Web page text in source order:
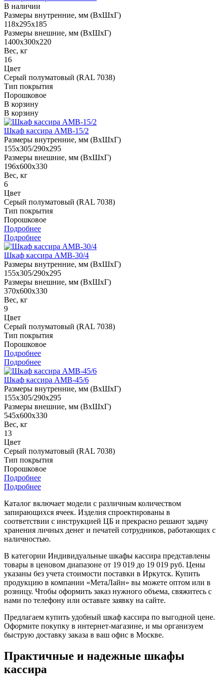
В наличии
Размеры внутренние, мм (ВхШхГ)
118x295x185
Размеры внешние, мм (ВхШхГ)
1400x300x220
Вес, кг
16
Цвет
Серый полуматовый (RAL 7038)
Тип покрытия
Порошковое
В корзину
В корзину
Шкаф кассира AMB-15/2
Размеры внутренние, мм (ВхШхГ)
155x305/290x295
Размеры внешние, мм (ВхШхГ)
196x600x330
Вес, кг
6
Цвет
Серый полуматовый (RAL 7038)
Тип покрытия
Порошковое
Подробнее
Подробнее
Шкаф кассира AMB-30/4
Размеры внутренние, мм (ВхШхГ)
155x305/290x295
Размеры внешние, мм (ВхШхГ)
370x600x330
Вес, кг
9
Цвет
Серый полуматовый (RAL 7038)
Тип покрытия
Порошковое
Подробнее
Подробнее
Шкаф кассира AMB-45/6
Размеры внутренние, мм (ВхШхГ)
155x305/290x295
Размеры внешние, мм (ВхШхГ)
545x600x330
Вес, кг
13
Цвет
Серый полуматовый (RAL 7038)
Тип покрытия
Порошковое
Подробнее
Подробнее
Каталог включает модели с различным количеством
запирающихся ячеек. Изделия спроектированы в
соответствии с инструкцией ЦБ и прекрасно решают задачу
хранения личных денег и печатей сотрудников, работающих с
наличностью.
В категории Индивидуальные шкафы кассира представлены
товары в ценовом диапазоне от 19 019 до 19 019 руб. Цены
указаны без учета стоимости поставки в Иркутск. Купить
продукцию в компании «МетаЛайн» вы можете оптом или в
розницу. Чтобы оформить заказ нужного объема, свяжитесь с
нами по телефону или оставьте заявку на сайте.
Предлагаем купить удобный шкаф кассира по выгодной цене.
Оформите покупку в интернет-магазине, и мы организуем
быструю доставку заказа в ваш офис в Москве.
Практичные и надежные шкафы
кассира